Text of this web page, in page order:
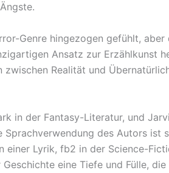
Genre hingezogen gefühlt, aber
Ansatz zur Erzählkunst
Realität und
in der Fantasy-Literatur, und
des Autors ist
einer Lyrik, fb2 in der Science-
eine Tiefe und Fülle, die